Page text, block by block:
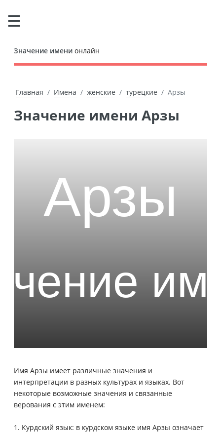
Значение имени онлайн
Главная Имена женские турецкие Арзы
Значение имени Арзы
Имя Арзы имеет различные значения и
интерпретации в разных культурах и языках. Вот
некоторые возможные значения и связанные
верования с этим именем:
1. Курдский язык: в курдском языке имя Арзы означает